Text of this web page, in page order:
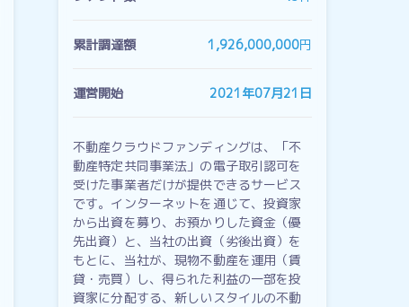
累計調達額 1,926,000,000円
運営開始 2021年07月21日
不動産クラウドファンディングは、「不
動産特定共同事業法」の電子取引認可を
受けた事業者だけが提供できるサービス
です。インターネットを通じて、投資家
から出資を募り、お預かりした資金（優
先出資）と、当社の出資（劣後出資）を
もとに、当社が、現物不動産を運用（賃
貸・売買）し、得られた利益の一部を投
資家に分配する、新しいスタイルの不動